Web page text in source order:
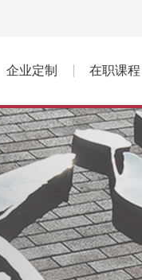
企业定制 在职课程